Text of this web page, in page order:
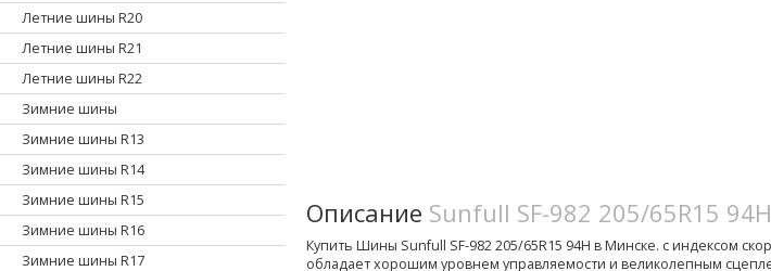
Летние шины R20
Летние шины R21
Летние шины R22
Зимние шины
Зимние шины R13
Зимние шины R14
Зимние шины R15
Зимние шины R16
Зимние шины R17
Описание Sunfull SF-982 205/65R15 94H
Купить Шины Sunfull SF-982 205/65R15 94H в Минске. с индексом
обладает хорошим уровнем управляемости и великолепным